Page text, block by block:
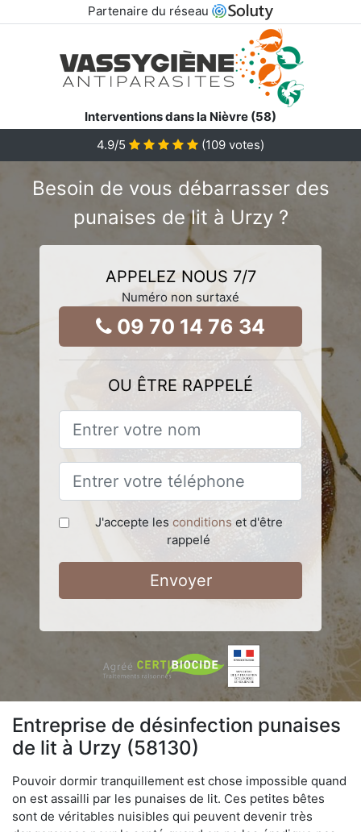
Partenaire du réseau
Interventions dans la Nièvre (58)
4.9/5 (109 votes)
Besoin de vous débarrasser des
punaises de lit à Urzy ?
APPELEZ NOUS 7/7
Numéro non surtaxé
09 70 14 76 34
OU ÊTRE RAPPELÉ
J'accepte les conditions et d'être
rappelé
Envoyer
Entreprise de désinfection punaises
de lit à Urzy (58130)
Pouvoir dormir tranquillement est chose impossible quand
on est assailli par les punaises de lit. Ces petites bêtes
sont de véritables nuisibles qui peuvent devenir très